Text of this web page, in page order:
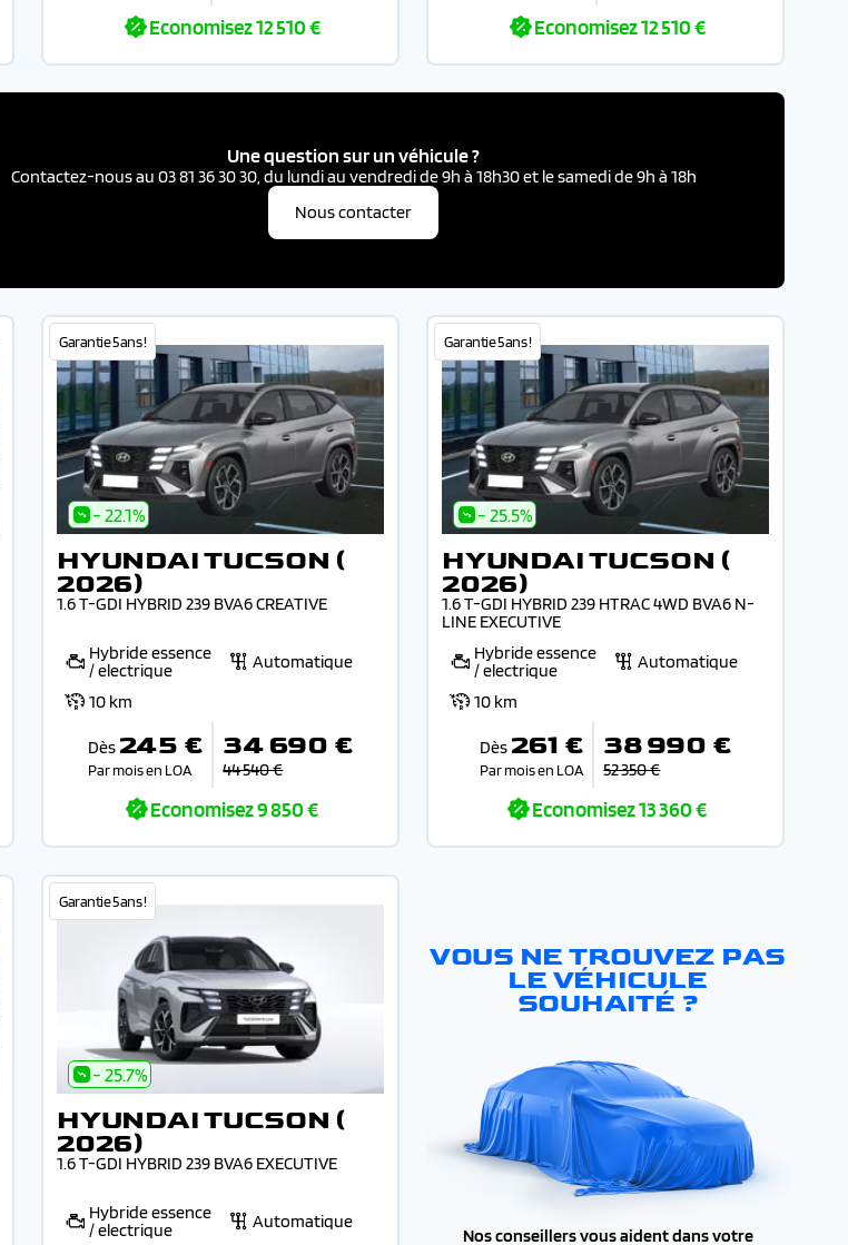
Economisez12 510 € Economisez12 510 €
Une question sur un véhicule ?
Contactez-nous au 03 81 36 30 30, du lundi au vendredi de 9h à 18h30 et le samedi de 9h à 18h
Nous contacter
Garantie 5 ans !
- 22.1%
HYUNDAI TUCSON (
2026)
1.6 T-GDI HYBRID 239 BVA6 CREATIVE
Hybride essence
/ electrique
Automatique
10 km
Dès 245 €
Par mois en LOA
34 690 €
44 540 €
Economisez9 850 €
Garantie 5 ans !
- 25.5%
HYUNDAI TUCSON (
2026)
1.6 T-GDI HYBRID 239 HTRAC 4WD BVA6 N-
LINE EXECUTIVE
Hybride essence
/ electrique
Automatique
10 km
Dès 261 €
Par mois en LOA
38 990 €
52 350 €
Economisez13 360 €
Garantie 5 ans !
- 25.7%
HYUNDAI TUCSON (
2026)
1.6 T-GDI HYBRID 239 BVA6 EXECUTIVE
Hybride essence
/ electrique
Automatique
VOUS NE TROUVEZ PAS
LE VÉHICULE
SOUHAITÉ ?
Nos conseillers vous aident dans votre